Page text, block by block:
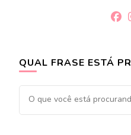
QUAL FRASE ESTÁ
Procurando
algo?